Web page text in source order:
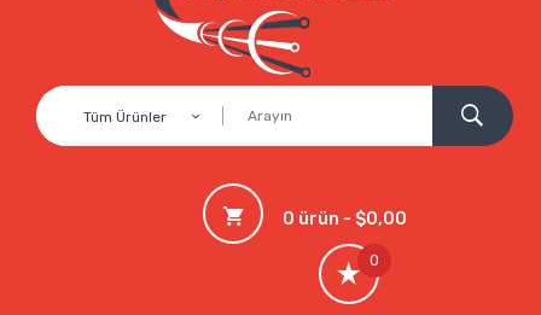
Tüm Ürünler
0 ürün - $0,00
0